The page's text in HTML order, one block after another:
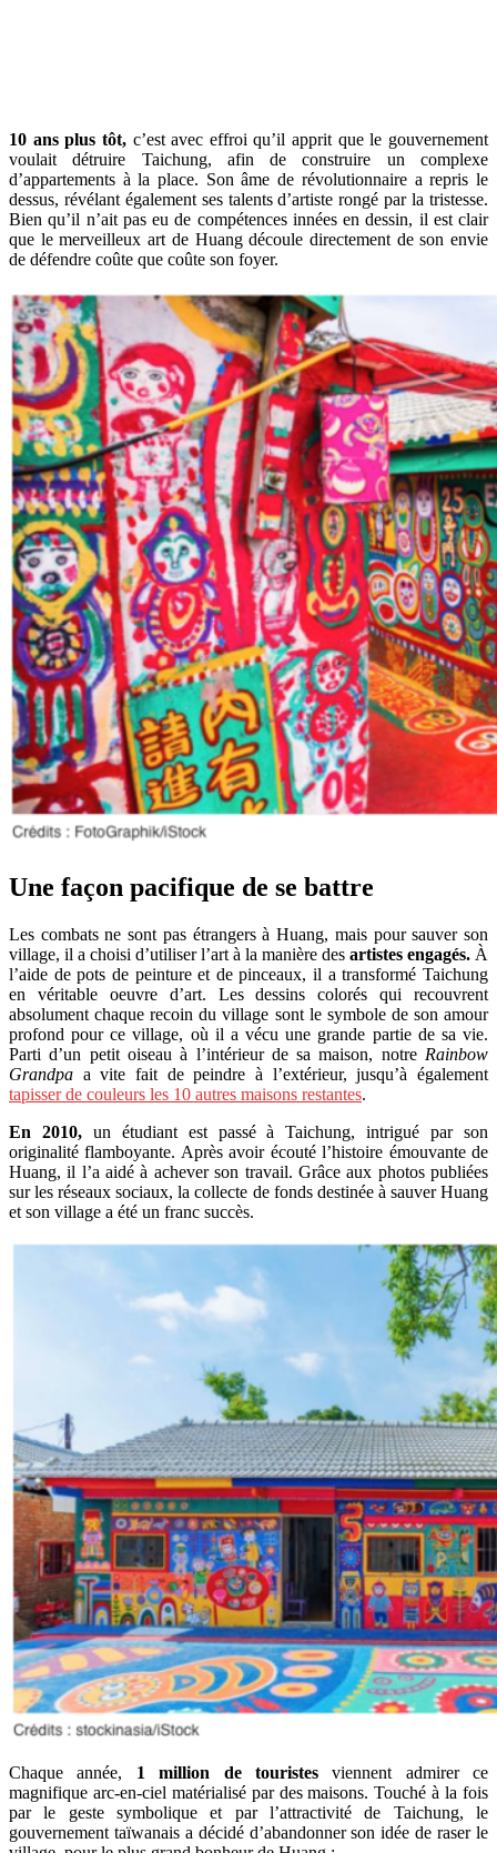
10 ans plus tôt,c’est avec effroi qu’il apprit que le gouvernement
voulait détruire Taichung, afin de construire un complexe
d’appartements à la place. Son âme de révolutionnaire a repris le
dessus, révélant également ses talents d’artiste rongé par la tristesse.
Bien qu’il n’ait pas eu de compétences innées en dessin, il est clair
que le merveilleux art de Huang découle directement de son envie
de défendre coûte que coûte son foyer.
Une façon pacifique de se battre
Les combats ne sont pas étrangers à Huang, mais pour sauver son
village, il a choisi d’utiliser l’art à la manière des artistes engagés. À
l’aide de pots de peinture et de pinceaux, il a transformé Taichung
en véritable oeuvre d’art. Les dessins colorés qui recouvrent
absolument chaque recoin du village sont le symbole de son amour
profond pour ce village, où il a vécu une grande partie de sa vie.
Parti d’un petit oiseau à l’intérieur de sa maison, notre Rainbow
Grandpa a vite fait de peindre à l’extérieur, jusqu’à également
tapisser de couleurs les 10 autres maisons restantes.
En 2010,un étudiant est passé à Taichung, intrigué par son
originalité flamboyante. Après avoir écouté l’histoire émouvante de
Huang, il l’a aidé à achever son travail. Grâce aux photos publiées
sur les réseaux sociaux, la collecte de fonds destinée à sauver Huang
et son village a été un franc succès.
Chaque année, 1 million de touristesviennent admirer ce
magnifique arc-en-ciel matérialisé par des maisons. Touché à la fois
par le geste symbolique et par l’attractivité de Taichung, le
gouvernement taïwanais a décidé d’abandonner son idée de raser le